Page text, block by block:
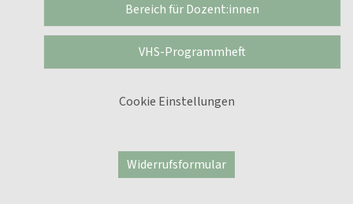
Bereich für Dozent:innen
VHS-Programmheft
Cookie Einstellungen
Widerrufsformular